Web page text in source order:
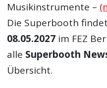
Musikinstrumente –
Die Superbooth
08.05.2027 im FEZ
alle Superbooth
Übersicht.